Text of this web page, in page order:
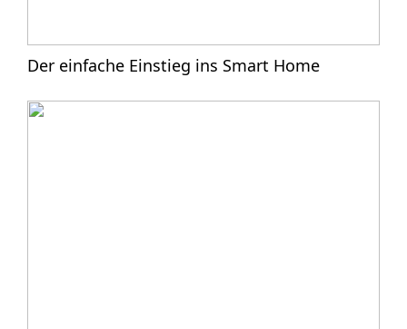
Der einfache Einstieg ins Smart Home